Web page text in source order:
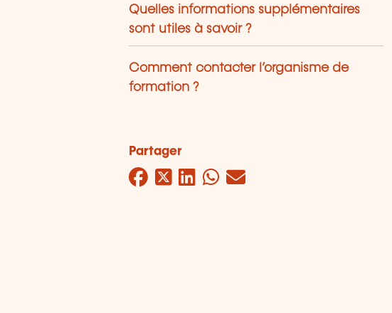
Quelles informations supplémentaires
sont utiles à savoir ?
Comment contacter l’organisme de
formation ?
Partager
Facebook
Twitter
LinkedIn
WhatsApp
Mail